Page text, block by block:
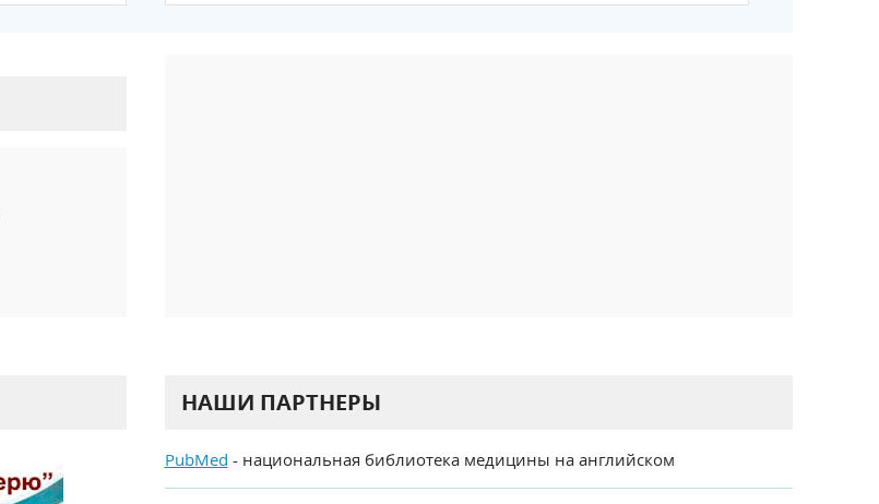
НАШИ ПАРТНЕРЫ
PubMed - национальная библиотека медицины на английском